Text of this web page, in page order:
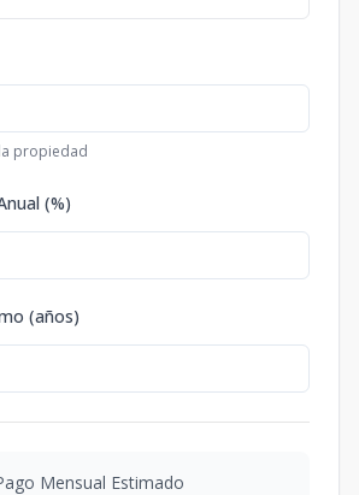
propiedad
(%)
(años)
Mensual Estimado